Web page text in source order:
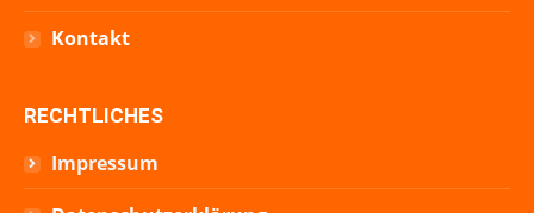
Kontakt
RECHTLICHES
Impressum